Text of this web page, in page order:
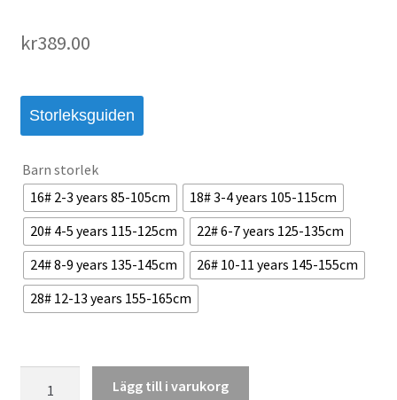
kr389.00
Storleksguiden
Barn storlek
16# 2-3 years 85-105cm
18# 3-4 years 105-115cm
20# 4-5 years 115-125cm
22# 6-7 years 125-135cm
24# 8-9 years 135-145cm
26# 10-11 years 145-155cm
28# 12-13 years 155-165cm
Lägg till i varukorg